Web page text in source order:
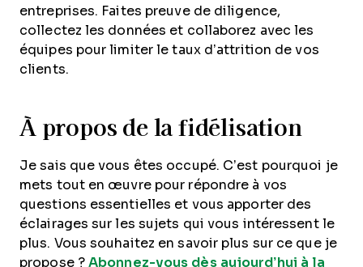
entreprises. Faites preuve de diligence,
collectez les données et collaborez avec les
équipes pour limiter le taux d’attrition de vos
clients.
À propos de la fidélisation
Je sais que vous êtes occupé. C’est pourquoi je
mets tout en œuvre pour répondre à vos
questions essentielles et vous apporter des
éclairages sur les sujets qui vous intéressent le
plus. Vous souhaitez en savoir plus sur ce que je
propose ? Abonnez-vous dès aujourd’hui à la